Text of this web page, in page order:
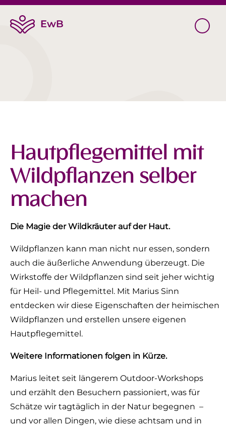
Hautpflegemittel mit
Wildpflanzen selber
machen
Die Magie der Wildkräuter auf der Haut.
Wildpflanzen kann man nicht nur essen, sondern
auch die äußerliche Anwendung überzeugt. Die
Wirkstoffe der Wildpflanzen sind seit jeher wichtig
für Heil- und Pflegemittel. Mit Marius Sinn
entdecken wir diese Eigenschaften der heimischen
Wildpflanzen und erstellen unsere eigenen
Hautpflegemittel.
Weitere Informationen folgen in Kürze.
Marius leitet seit längerem Outdoor-Workshops
und erzählt den Besuchern passioniert, was für
Schätze wir tagtäglich in der Natur begegnen –
und vor allen Dingen, wie diese achtsam und in